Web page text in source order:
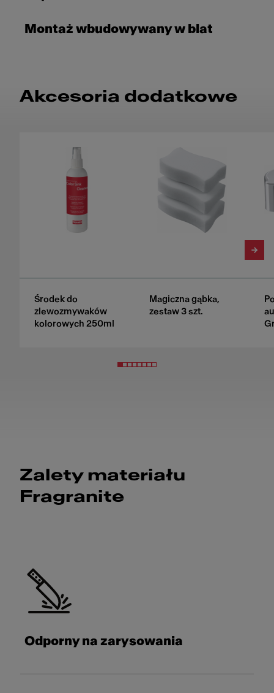
Montaż wbudowywany w blat
Akcesoria dodatkowe
Środek do
zlewozmywaków
kolorowych 250ml
Magiczna gąbka,
zestaw 3 szt.
Zalety materiału
Fragranite
Odporny na zarysowania